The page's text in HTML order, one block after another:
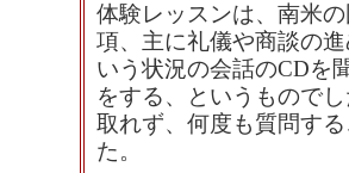
体験レッスンは、南米
項、主に礼儀や商談の
いう状況の会話のCDを
をする、というもので
取れず、何度も質問す
た。